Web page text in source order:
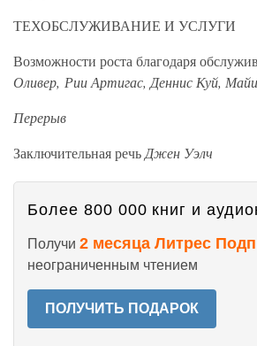
ТЕХОБСЛУЖИВАНИЕ И УСЛУГИ
Возможности роста благодаря
Оливер, Рии Артигас, Деннис Куй,
Перерыв
Заключительная речь Джен Уэлч
Более 800 000 книг и
Получи 2 месяца Литрес
неограниченным чтением
ПОЛУЧИТЬ ПОДАРОК